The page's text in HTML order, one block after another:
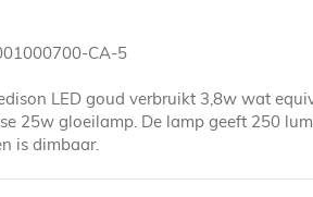
CA-5
LED goud verbruikt 3,8w wat
25w gloeilamp. De lamp geeft 250
is dimbaar.